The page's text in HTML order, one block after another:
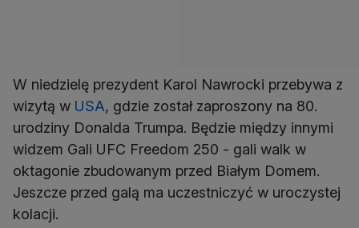
W niedzielę prezydent Karol Nawrocki przebywa z
wizytą w USA, gdzie został zaproszony na 80.
urodziny Donalda Trumpa. Będzie między innymi
widzem Gali UFC Freedom 250 - gali walk w
oktagonie zbudowanym przed Białym Domem.
Jeszcze przed galą ma uczestniczyć w uroczystej
kolacji.